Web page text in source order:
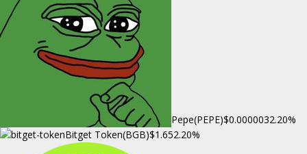
Pepe(PEPE)$0.0000032.20%
Bitget Token(BGB)$1.652.20%